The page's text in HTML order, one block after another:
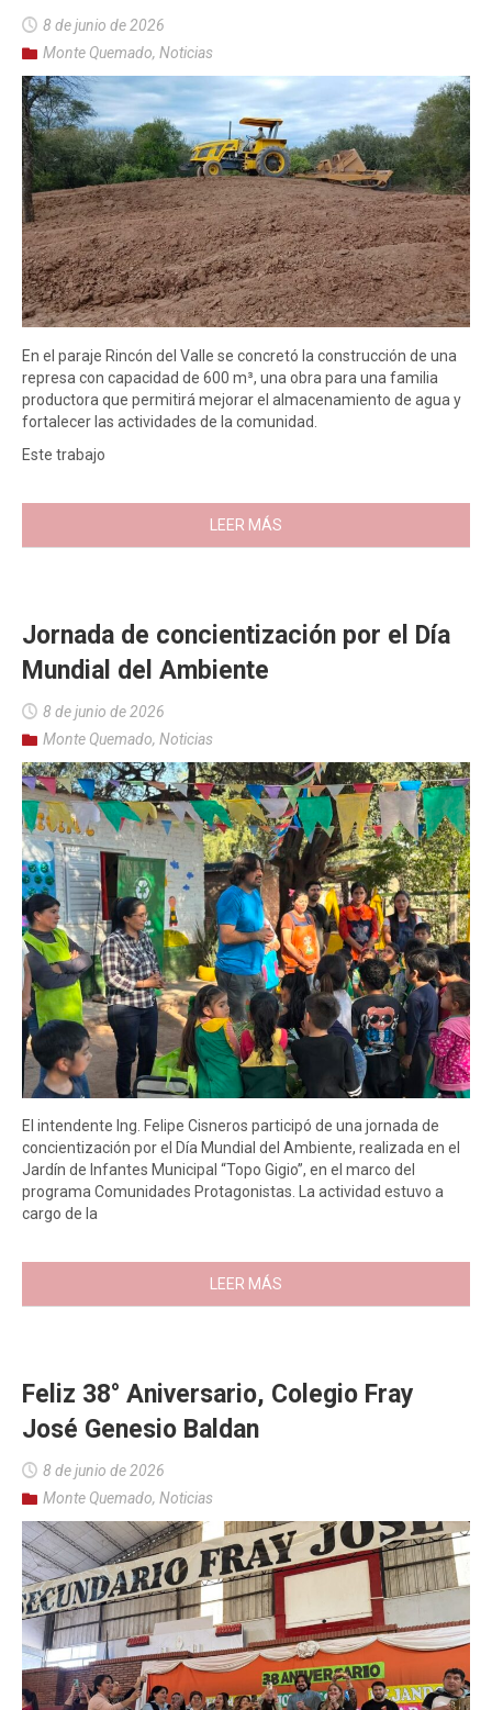
8 de junio de 2026
Monte Quemado, Noticias
En el paraje Rincón del Valle se concretó la construcción de una
represa con capacidad de 600 m³, una obra para una familia
productora que permitirá mejorar el almacenamiento de agua y
fortalecer las actividades de la comunidad.
Este trabajo
LEER MÁS
Jornada de concientización por el Día
Mundial del Ambiente
8 de junio de 2026
Monte Quemado, Noticias
El intendente Ing. Felipe Cisneros participó de una jornada de
concientización por el Día Mundial del Ambiente, realizada en el
Jardín de Infantes Municipal “Topo Gigio”, en el marco del
programa Comunidades Protagonistas. La actividad estuvo a
cargo de la
LEER MÁS
Feliz 38° Aniversario, Colegio Fray
José Genesio Baldan
8 de junio de 2026
Monte Quemado, Noticias